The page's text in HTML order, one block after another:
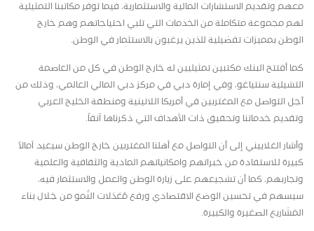
معهم وتقديم الاستشارات المالية والاستثمارية، فيما توفر مكاتبنا التمثيلية
لهم مجموعة متكاملة من الخدمات التي تلبي احتياجاتهم وهم خارج
الوطن بمميزات تفضيلية للذين يرغبون بالاستثمار في الوطن.
كما أفتتح البنك مكتبين تمثيليين له خارج الوطن في كل من العاصمة
التشيلية سنتياغو، وفي إمارة دبي في مركز دبي المالي العالمي، وذلك من
أجل التواصل مع المغتربين في أمريكا اللاتينية ومنطقة الخليج العربي
وتقديم خدماتنا وتحقيق ذات الأهداف التي ذكرناها آنفاً.
وأشار الغلاييني إلى أن التواصل مع أهلنا المغتربين خارج الوطن سيعيد آمالاً
كبيرة للاستفادة من خبراتهم وامكانياتهم المادية والثقافية والعلمية
وتجاربهم، كما أن تشجيعهم على زيارة الوطن والعمل والاستثمار فيه،
سيسهم في تحسين الوضع الاقتصادي ورفع مُعَدَلات النُمو من خِلال بناء
المَشَاريع الصغيرة والكبيرة.